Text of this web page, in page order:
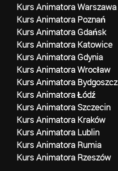
Kurs Animatora Warszawa
Kurs Animatora Poznań
Kurs Animatora Gdańsk
Kurs Animatora Katowice
Kurs Animatora Gdynia
Kurs Animatora Wrocław
Kurs Animatora Bydgoszcz
Kurs Animatora Łódź
Kurs Animatora Szczecin
Kurs Animatora Kraków
Kurs Animatora Lublin
Kurs Animatora Rumia
Kurs Animatora Rzeszów